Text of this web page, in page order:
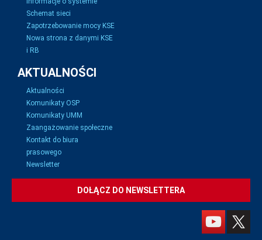
Schemat sieci
Zapotrzebowanie mocy KSE
Nowa strona z danymi KSE
i RB
AKTUALNOŚCI
Aktualności
Komunikaty OSP
Komunikaty UMM
Zaangażowanie społeczne
Kontakt do biura
prasowego
Newsletter
DOŁĄCZ DO NEWSLETTERA